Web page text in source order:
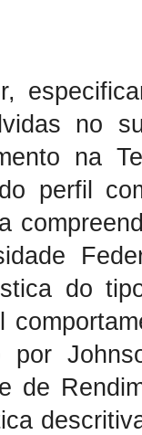
no
na
perfil
do
por
de